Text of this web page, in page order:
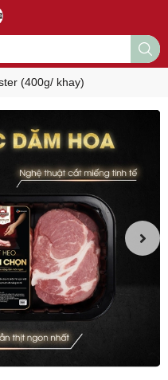
(400g/ khay)